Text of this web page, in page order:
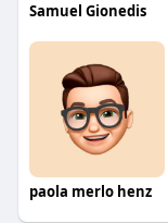
Samuel Gionedis
paola merlo henz